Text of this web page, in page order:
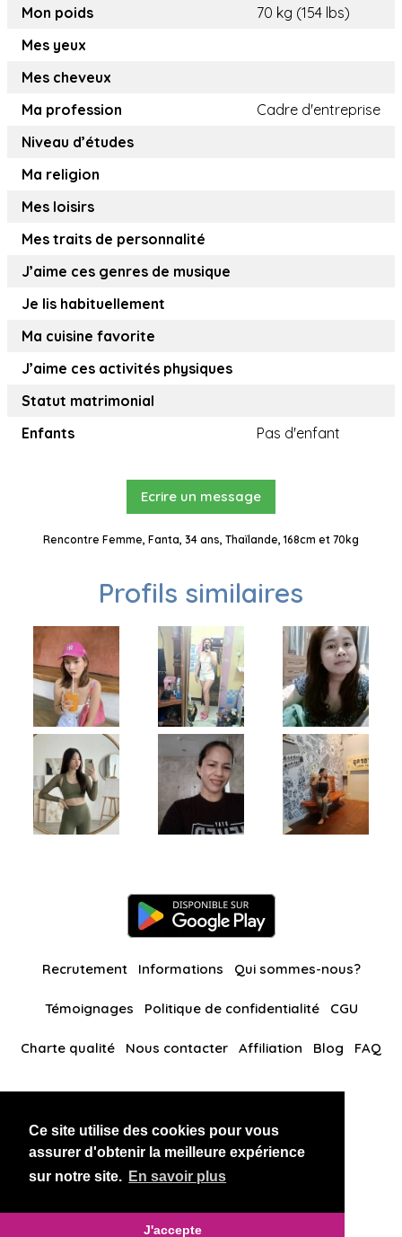
Ce site utilise des cookies pour vous
assurer d'obtenir la meilleure expérience
sur notre site. En savoir plus
J'accepte
Mon poids
70 kg (154 lbs)
Mes yeux
Mes cheveux
Ma profession
Cadre d'entreprise
Niveau d’études
Ma religion
Mes loisirs
Mes traits de personnalité
J’aime ces genres de musique
Je lis habituellement
Ma cuisine favorite
J’aime ces activités physiques
Statut matrimonial
Enfants
Pas d'enfant
Ecrire un message
Rencontre Femme, Fanta, 34 ans, Thaïlande, 168cm et 70kg
Profils similaires
Recrutement Informations Qui sommes-nous?
Témoignages Politique de confidentialité CGU
Charte qualité Nous contacter Affiliation Blog FAQ
BlackAndBeauties RussianKisses
Copyright 2026 thaidatevip